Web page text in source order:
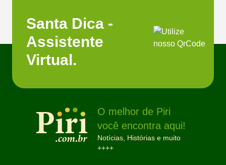
Santa Dica -
Assistente
Virtual.
O melhor de Piri
você encontra aqui!
Notícias, Histórias e muito
++++